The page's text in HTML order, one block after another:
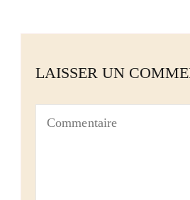
LAISSER UN